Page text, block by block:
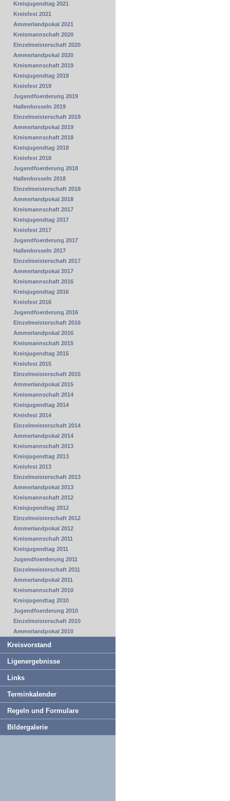
Kreisjugendtag 2021
Kreisfest 2021
Ammerlandpokal 2021
Kreismannschaft 2020
Einzelmeisterschaft 2020
Ammerlandpokal 2020
Kreismannschaft 2019
Kreisjugendtag 2019
Kreisfest 2019
Jugendfoerderung 2019
Hallenbosseln 2019
Einzelmeisterschaft 2019
Ammerlandpokal 2019
Kreismannschaft 2018
Kreisjugendtag 2018
Kreisfest 2018
Jugendfoerderung 2018
Hallenbosseln 2018
Einzelmeisterschaft 2018
Ammerlandpokal 2018
Kreismannschaft 2017
Kreisjugendtag 2017
Kreisfest 2017
Jugendfoerderung 2017
Hallenbosseln 2017
Einzelmeisterschaft 2017
Ammerlandpokal 2017
Kreismannschaft 2016
Kreisjugendtag 2016
Kreisfest 2016
Jugendfoerderung 2016
Einzelmeisterschaft 2016
Ammerlandpokal 2016
Kreismannschaft 2015
Kreisjugendtag 2015
Kreisfest 2015
Einzelmeisterschaft 2015
Ammerlandpokal 2015
Kreismannschaft 2014
Kreisjugendtag 2014
Kreisfest 2014
Einzelmeisterschaft 2014
Ammerlandpokal 2014
Kreismannschaft 2013
Kreisjugendtag 2013
Kreisfest 2013
Einzelmeisterschaft 2013
Ammerlandpokal 2013
Kreismannschaft 2012
Kreisjugendtag 2012
Einzelmeisterschaft 2012
Ammerlandpokal 2012
Kreismannschaft 2011
Kreisjugendtag 2011
Jugendfoerderung 2011
Einzelmeisterschaft 2011
Ammerlandpokal 2011
Kreismannschaft 2010
Kreisjugendtag 2010
Jugendfoerderung 2010
Einzelmeisterschaft 2010
Ammerlandpokal 2010
Kreisvorstand
Ligenergebnisse
Links
Terminkalender
Regeln und Formulare
Bildergalerie